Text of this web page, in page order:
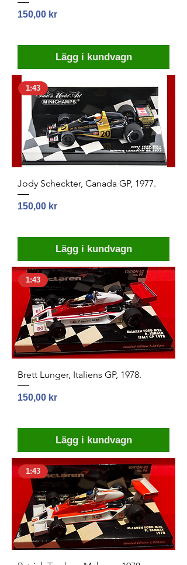
Pris
150,00 kr
Lägg i kundvagn
1:43
Jody Scheckter, Canada GP, 1977.
Pris
150,00 kr
Lägg i kundvagn
1:43
Brett Lunger, Italiens GP, 1978.
Pris
150,00 kr
Lägg i kundvagn
1:43